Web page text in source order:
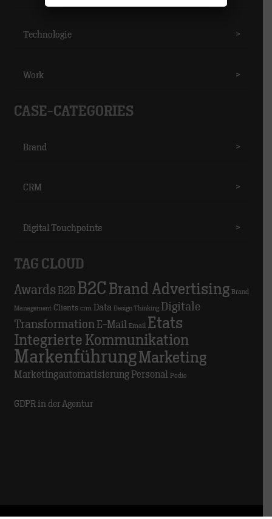
Technologie >
Work >
CASE-CATEGORIES
Brand >
CRM >
Digital Touchpoints >
TAG CLOUD
Awards B2B B2C Brand Advertising Brand
Management Clients crm Data Design Thinking Digitale
Transformation E-Mail Email Etats
Integrierte Kommunikation
MarkenführungMarketing
Marketingautomatisierung Personal Podio
GDPR in der Agentur